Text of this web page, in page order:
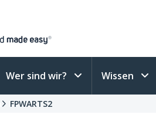
Wer sind wir? Wissen
FPWARTS2